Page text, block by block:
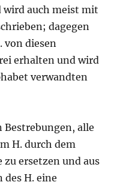
wird auch meist mit
dagegen
von diesen
erhalten und wird
verwandten
Bestrebungen, alle
H. durch dem
ersetzen und aus
H. eine